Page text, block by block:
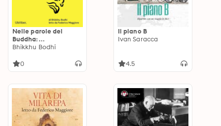
Nelle parole del
Buddha:
Insegnamenti dal
Bhikkhu Bodhi
0
Il piano B
Ivan Saracca
4.5